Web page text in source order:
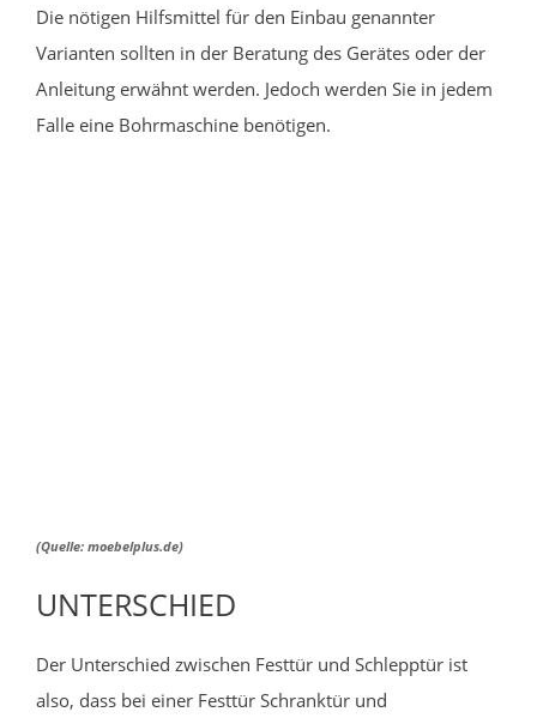
Die nötigen Hilfsmittel für den Einbau genannter
Varianten sollten in der Beratung des Gerätes oder der
Anleitung erwähnt werden. Jedoch werden Sie in jedem
Falle eine Bohrmaschine benötigen.
(Quelle: moebelplus.de)
UNTERSCHIED
Der Unterschied zwischen Festtür und Schlepptür ist
also, dass bei einer Festtür Schranktür und